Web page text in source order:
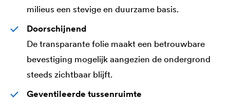
milieus een stevige en duurzame basis.
Doorschijnend
De transparante folie maakt een betrouwbare
bevestiging mogelijk aangezien de ondergrond
steeds zichtbaar blijft.
Geventileerde tussenruimte